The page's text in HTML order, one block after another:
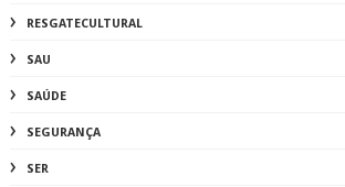
RESGATECULTURAL
SAU
SAÚDE
SEGURANÇA
SER